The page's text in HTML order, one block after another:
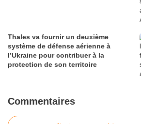
Thales va fournir un deuxième
système de défense aérienne à
l’Ukraine pour contribuer à la
protection de son territoire
Commentaires